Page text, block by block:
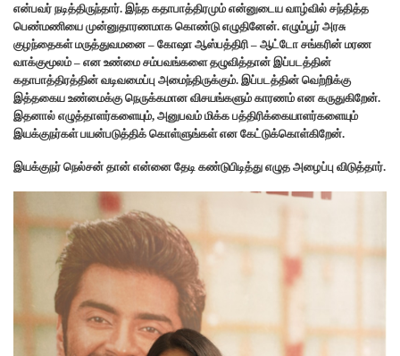
என்பவர் நடித்திருந்தார். இந்த கதாபாத்திரமும் என்னுடைய வாழ்வில் சந்தித்த
பெண்மணியை முன்னுதாரணமாக கொண்டு எழுதினேன். எழும்பூர் அரசு
குழந்தைகள் மருத்துவமனை – கோஷா ஆஸ்பத்திரி – ஆட்டோ சங்கரின் மரண
வாக்குமூலம் – என உண்மை சம்பவங்களை தழுவித்தான் இப்படத்தின்
கதாபாத்திரத்தின் வடிவமைப்பு அமைந்திருக்கும். இப்படத்தின் வெற்றிக்கு
இத்தகைய உண்மைக்கு நெருக்கமான விசயங்களும் காரணம் என கருதுகிறேன்.
இதனால் எழுத்தாளர்களையும், அனுபவம் மிக்க பத்திரிக்கையாளர்களையும்
இயக்குநர்கள் பயன்படுத்திக் கொள்ளுங்கள் என கேட்டுக்கொள்கிறேன்.
இயக்குநர் நெல்சன் தான் என்னை தேடி கண்டுபிடித்து எழுத அழைப்பு விடுத்தார்.